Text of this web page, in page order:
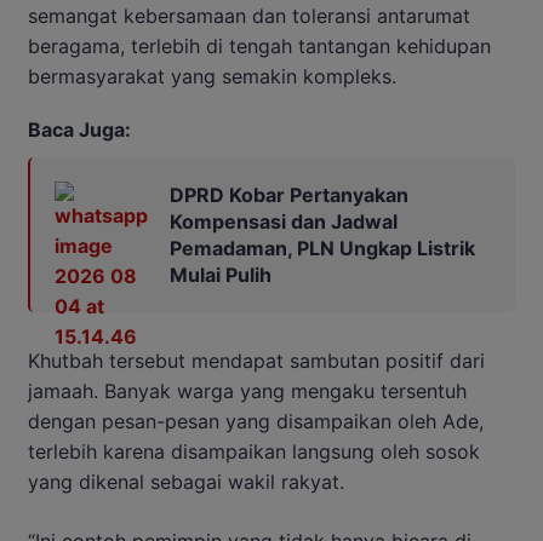
semangat kebersamaan dan toleransi antarumat
beragama, terlebih di tengah tantangan kehidupan
bermasyarakat yang semakin kompleks.
Baca Juga:
DPRD Kobar Pertanyakan
Kompensasi dan Jadwal
Pemadaman, PLN Ungkap Listrik
Mulai Pulih
Khutbah tersebut mendapat sambutan positif dari
jamaah. Banyak warga yang mengaku tersentuh
dengan pesan-pesan yang disampaikan oleh Ade,
terlebih karena disampaikan langsung oleh sosok
yang dikenal sebagai wakil rakyat.